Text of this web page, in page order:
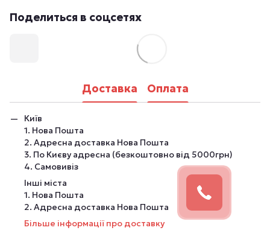
Поделиться в соцсетях
Доставка Оплата
Київ
1. Нова Пошта
2. Адресна доставка Нова Пошта
3. По Києву адресна (безкоштовно від 5000грн)
4. Самовивіз
Інші міста
1. Нова Пошта
2. Адресна доставка Нова Пошта
Більше інформації про доставку